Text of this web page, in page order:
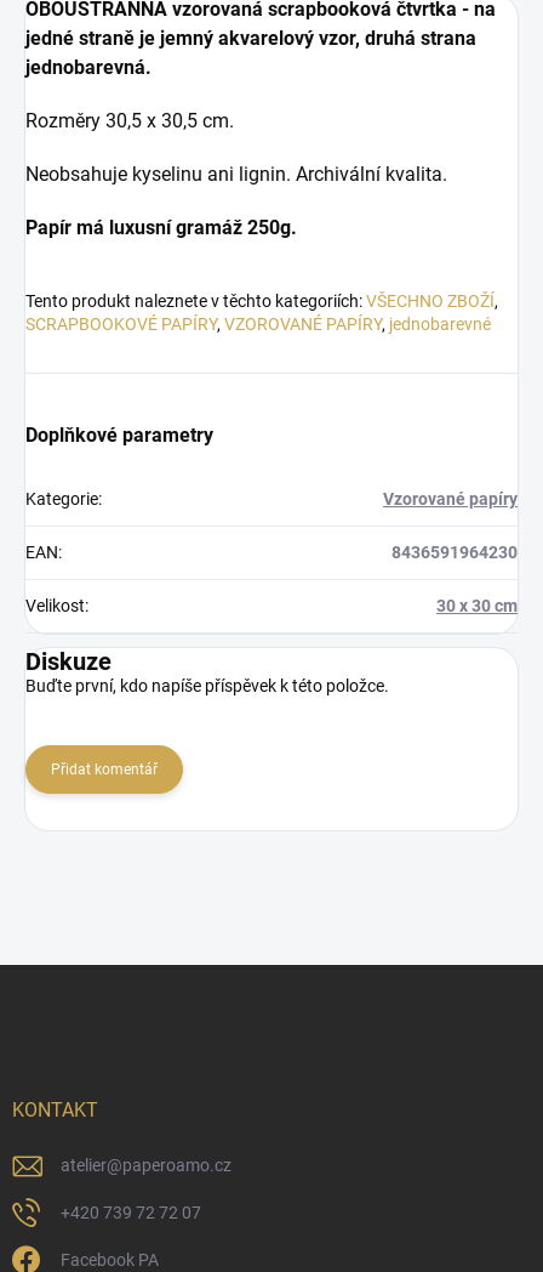
OBOUSTRANNÁ vzorovaná scrapbooková čtvrtka - na
jedné straně je jemný akvarelový vzor, druhá strana
jednobarevná.
Rozměry 30,5 x 30,5 cm.
Neobsahuje kyselinu ani lignin. Archivální kvalita.
Papír má luxusní gramáž 250g.
Tento produkt naleznete v těchto kategoriích:VŠECHNO ZBOŽÍ,
SCRAPBOOKOVÉ PAPÍRY, VZOROVANÉ PAPÍRY, jednobarevné
Doplňkové parametry
Kategorie: Vzorované papíry
EAN: 8436591964230
Velikost: 30 x 30 cm
Diskuze
Buďte první, kdo napíše příspěvek k této položce.
Přidat komentář
KONTAKT
atelier@paperoamo.cz
+420 739 72 72 07
Facebook PA